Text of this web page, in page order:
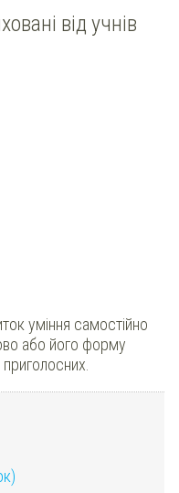
від учнів
уміння самостійно
або його форму